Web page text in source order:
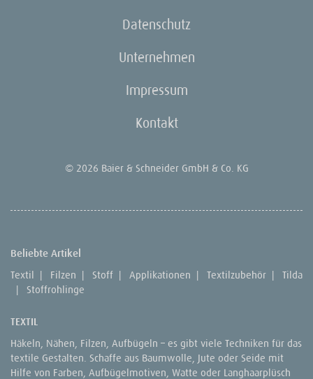
Datenschutz
Unternehmen
Impressum
Kontakt
© 2026 Baier & Schneider GmbH & Co. KG
Beliebte Artikel
Textil | Filzen | Stoff | Applikationen | Textilzubehör |
Tilda
|
Stoffrohlinge
TEXTIL
Häkeln, Nähen, Filzen, Aufbügeln – es gibt viele Techniken für das
textile Gestalten. Schaffe aus Baumwolle, Jute oder Seide mit
Hilfe von Farben, Aufbügelmotiven, Watte oder Langhaarplüsch